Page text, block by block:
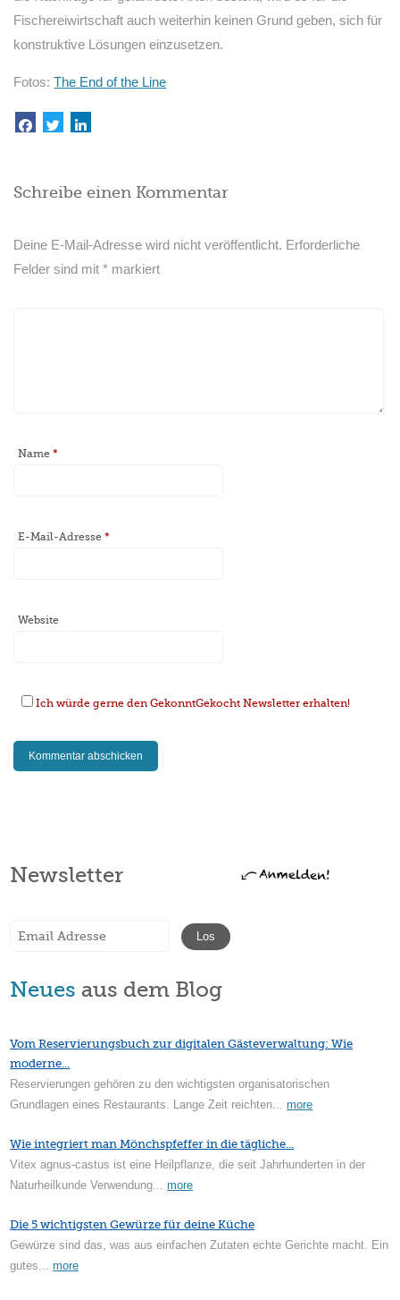
Fischereiwirtschaft auch weiterhin keinen Grund geben, sich für
konstruktive Lösungen einzusetzen.
Fotos:The End of the Line
Schreibe einen Kommentar
Deine E-Mail-Adresse wird nicht veröffentlicht. Erforderliche
Felder sind mit* markiert
Name*
E-Mail-Adresse*
Website
Ich würde gerne den GekonntGekocht Newsletter erhalten!
Newsletter
Neues aus dem Blog
Vom Reservierungsbuch zur digitalen Gästeverwaltung: Wie
moderne...
Reservierungen gehören zu den wichtigsten organisatorischen
Grundlagen eines Restaurants. Lange Zeit reichten...more
Wie integriert man Mönchspfeffer in die tägliche...
Vitex agnus-castus ist eine Heilpflanze, die seit Jahrhunderten in der
Naturheilkunde Verwendung...more
Die 5 wichtigsten Gewürze für deine Küche
Gewürze sind das, was aus einfachen Zutaten echte Gerichte macht. Ein
gutes...more